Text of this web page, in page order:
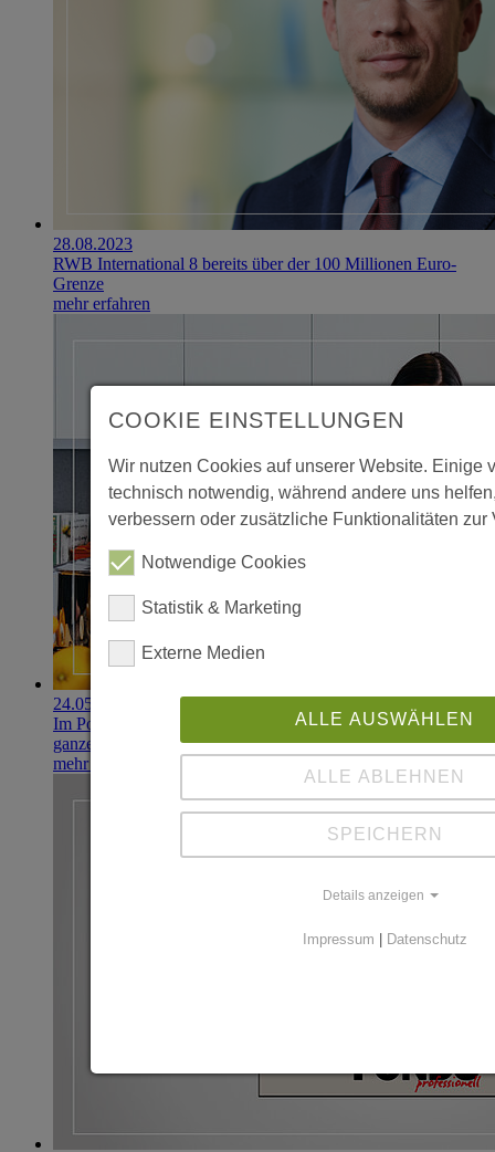
28.08.2023
RWB International 8 bereits über der 100 Millionen Euro-
Grenze
mehr erfahren
24.05.2022
Im Portfolio: Bradshaw Home, smarte Küchentools für die
ganze Welt
mehr erfahren
COOKIE EINSTELLUNGEN
Wir nutzen Cookies auf unserer Website. Einige
technisch notwendig, während andere uns
verbessern oder zusätzliche Funktionalitäten zur
Notwendige Cookies
Statistik & Marketing
Externe Medien
ALLE AUSWÄHLEN
ALLE ABLEHNEN
SPEICHERN
Details anzeigen
Impressum | Datenschutz